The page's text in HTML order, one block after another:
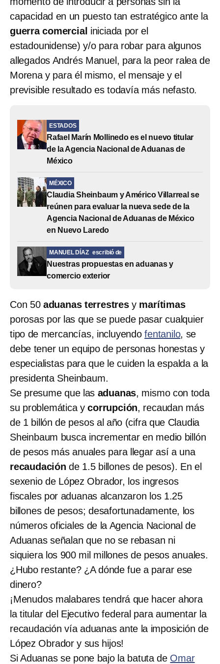
capacidad en un puesto tan estratégico ante la
guerra comercial iniciada por el
estadounidense) y/o para robar para algunos
allegados Andrés Manuel, para la peor ralea de
Morena y para él mismo, el mensaje y el
previsible resultado es todavía más nefasto.
ESTADOS
Rafael Marín Mollinedo es el nuevo titular
de la Agencia Nacional de Aduanas de
México
MÉXICO
Claudia Sheinbaum y Américo Villarreal se
reúnen para evaluar la nueva sede de la
Agencia Nacional de Aduanas de México
en Nuevo Laredo
MANUEL DÍAZ escribió de
Nuestras propuestas en aduanas y
comercio exterior
Con 50 aduanas terrestresy marítimas
porosas por las que se puede pasar cualquier
tipo de mercancías, incluyendofentanilo, se
debe tener un equipo de personas honestas y
especialistas para que le cuiden la espalda a la
presidenta Sheinbaum.
Se presume que las aduanas, mismo con toda
su problemática ycorrupción, recaudan más
de 1 billón de pesos al año (cifra que Claudia
Sheinbaum busca incrementar en medio billón
de pesos más anuales para llegar así a una
recaudación de 1.5 billones de pesos). En el
sexenio de López Obrador, los ingresos
fiscales por aduanas alcanzaron los 1.25
billones de pesos; desafortunadamente, los
números oficiales de la Agencia Nacional de
Aduanas señalan que no se rebasan ni
siquiera los 900 mil millones de pesos anuales.
¿Hubo restante? ¿A dónde fue a parar ese
dinero?
¡Menudos malabares tendrá que hacer ahora
la titular del Ejecutivo federal para aumentar la
recaudación vía aduanas ante la imposición de
López Obrador y sus hijos!
Si Aduanas se pone bajo la batuta de Omar